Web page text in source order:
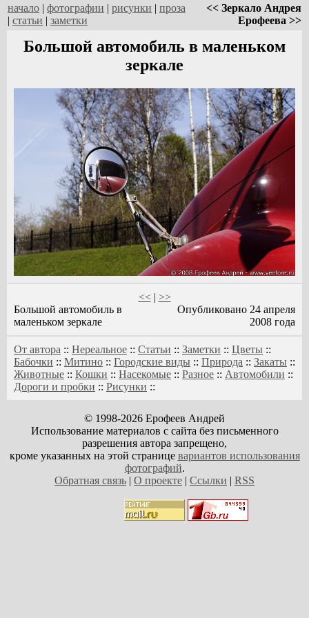
начало | фотографии | рисунки | проза
| статьи | заметки
<< Зеркало Андрея
Ерофеева >>
Большой автомобиль в маленьком
зеркале
<<| >>
Большой автомобиль в
маленьком зеркале
Опубликовано 24 апреля
2008 года
От автора :: Нереальное :: Статьи :: Заметки :: Цветы ::
Бабочки :: Митино :: Городские виды :: Природа :: Закаты ::
Животные :: Кошки :: Насекомые :: Разное :: Автомобили ::
Дороги и пробки :: Рисунки ::
© 1998-2026 Ерофеев Андрей
Использование материалов с сайта без письменного
разрешения автора запрещено,
кроме указанных на этой странице вариантов использования
фотографий.
Обратная связь | О проекте | Ссылки | RSS